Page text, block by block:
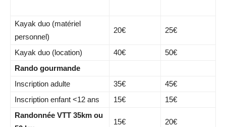
Kayak duo (matériel
personnel)
20€ 25€
Kayak duo (location) 40€
50€
Rando gourmande
Inscription adulte
35€
45€
Inscription enfant <12 ans
15€
15€
Randonnée VTT 35km ou
15€ 20€